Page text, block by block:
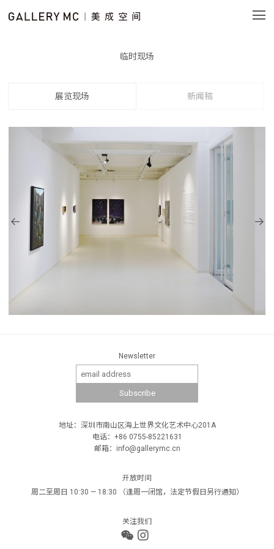
临时现场
展览现场 新闻稿
Newsletter
地址：深圳市南山区海上世界文化艺术中心201A
电话：+86 0755-85221631
邮箱：info@gallerymc.cn
开放时间
周二至周日 10:30 — 18:30 （逢周一闭馆，法定节假日另行通知）
关注我们